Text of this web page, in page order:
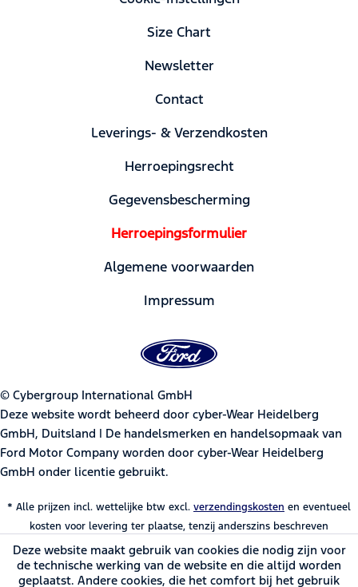
Size Chart
Newsletter
Contact
Leverings- & Verzendkosten
Herroepingsrecht
Gegevensbescherming
Herroepingsformulier
Algemene voorwaarden
Impressum
© Cybergroup International GmbH
Deze website wordt beheerd door cyber-Wear Heidelberg
GmbH, Duitsland | De handelsmerken en handelsopmaak van
Ford Motor Company worden door cyber-Wear Heidelberg
GmbH onder licentie gebruikt.
* Alle prijzen incl. wettelijke btw excl. verzendingskosten en eventueel
kosten voor levering ter plaatse, tenzij anderszins beschreven
Deze website maakt gebruik van cookies die nodig zijn voor
de technische werking van de website en die altijd worden
geplaatst. Andere cookies, die het comfort bij het gebruik